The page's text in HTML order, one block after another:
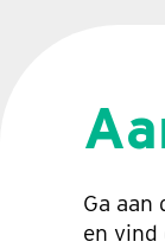
Ga aan
en vind